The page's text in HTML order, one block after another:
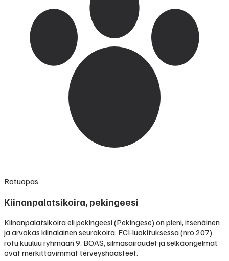
Rotuopas
Kiinanpalatsikoira, pekingeesi
Kiinanpalatsikoira eli pekingeesi (Pekingese) on pieni, itsenäinen
ja arvokas kiinalainen seurakoira. FCI-luokituksessa (nro 207)
rotu kuuluu ryhmään 9. BOAS, silmäsairaudet ja selkäongelmat
ovat merkittävimmät terveyshaasteet.